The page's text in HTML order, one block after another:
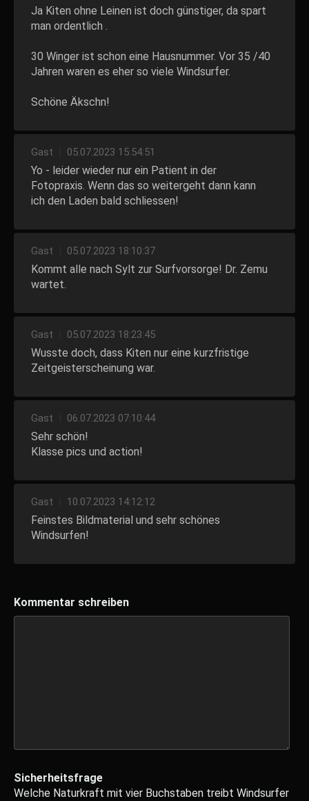
Ja Kiten ohne Leinen ist doch günstiger, da spart
man ordentlich .
30 Winger ist schon eine Hausnummer. Vor 35 /40
Jahren waren es eher so viele Windsurfer.
Schöne Äkschn!
Gast 05.07.2023 15:54:51
Yo - leider wieder nur ein Patient in der
Fotopraxis. Wenn das so weitergeht dann kann
ich den Laden bald schliessen!
Gast 05.07.2023 18:10:37
Kommt alle nach Sylt zur Surfvorsorge! Dr. Zemu
wartet.
Gast 05.07.2023 18:23:45
Wusste doch, dass Kiten nur eine kurzfristige
Zeitgeisterscheinung war.
Gast 06.07.2023 07:10:44
Sehr schön!
Klasse pics und action!
Gast 10.07.2023 14:12:12
Feinstes Bildmaterial und sehr schönes
Windsurfen!
Kommentar schreiben
Sicherheitsfrage
Welche Naturkraft mit vier Buchstaben treibt Windsurfer